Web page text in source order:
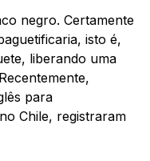
negro. Certamente
isto é,
liberando uma
para
Chile, registraram